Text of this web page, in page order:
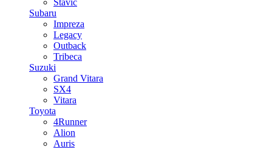
Stavic
Subaru
Impreza
Legacy
Outback
Tribeca
Suzuki
Grand Vitara
SX4
Vitara
Toyota
4Runner
Alion
Auris